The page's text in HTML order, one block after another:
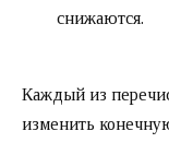
снижаются.
Каждый из
изменить